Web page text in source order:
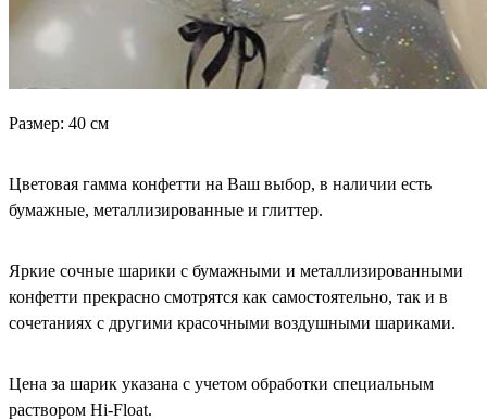
Размер: 40 см
Цветовая гамма конфетти на Ваш выбор, в наличии есть
бумажные, металлизированные и глиттер.
Яркие сочные шарики с бумажными и металлизированными
конфетти прекрасно смотрятся как самостоятельно, так и в
сочетаниях с другими красочными воздушными шариками.
Цена за шарик указана с учетом обработки специальным
раствором Hi-Float.